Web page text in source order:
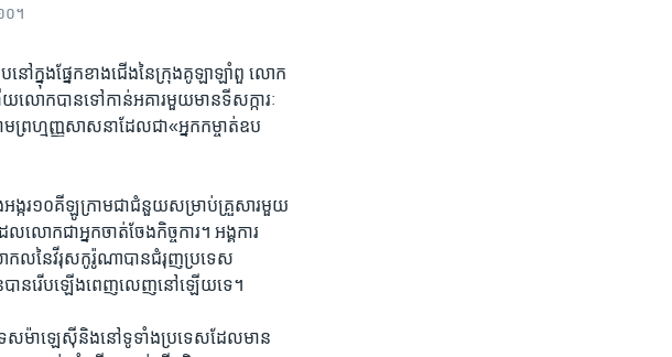
០។
នៅក្នុងផ្នែក​ខាងជើង​នៃ​ក្រុងគូឡាឡាំពួ លោក
លោក​បានទៅ​កាន់​អគារ​មួយមានទី​សក្ការៈ
ព្រហ្មញ្ញសាសនា​ដែល​ជា«អ្នក​កម្ចាត់​ឧប
អង្ករ​១០​គីឡូក្រាម​ជា​ជំនួយសម្រាប់គ្រួសារ​មួយ​
ោក​ជា​អ្នក​ចាត់​ចែង​កិច្ចការ។ អង្គការ
ាកល​នៃវីរុស​កូរ៉ូណា​បានជំរុញ​ប្រទេស​
បាន​រើបឡើង​ពេញលេញ​នៅ​ឡើយ​ទេ។
រទេស​ម៉ាឡេស៊ីនិង​នៅ​ទូទាំង​ប្រទេស​ដែល​មាន​